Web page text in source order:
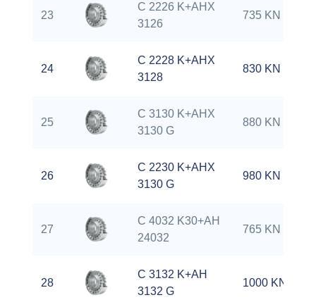
23
C 2226 K+AHX
3126
735 KN
24
C 2228 K+AHX
3128
830 KN
25
C 3130 K+AHX
3130 G
880 KN
26
C 2230 K+AHX
3130 G
980 KN
27
C 4032 K30+AH
24032
765 KN
28
C 3132 K+AH
3132 G
1000 KN